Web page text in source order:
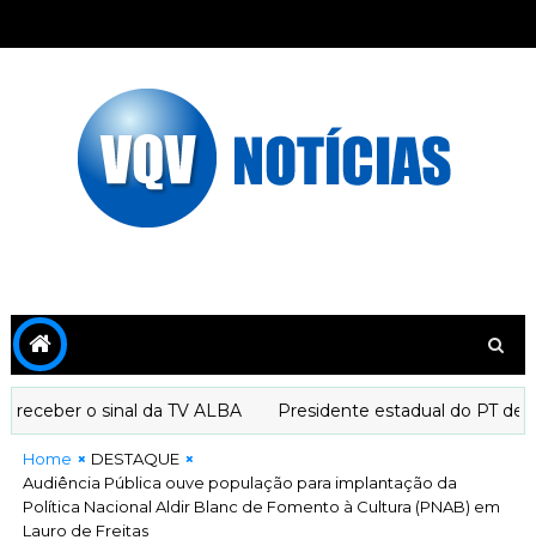
o sinal da TV ALBA Presidente estadual do PT
Home
DESTAQUE
Audiência Pública ouve população para implantação da
Política Nacional Aldir Blanc de Fomento à Cultura (PNAB) em
Lauro de Freitas